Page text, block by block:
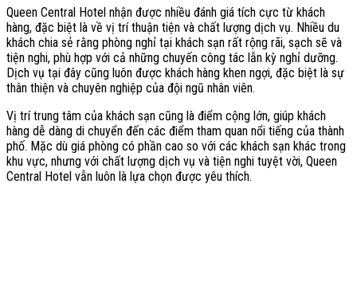
Queen Central Hotel nhận được nhiều đánh giá tích cực từ khách
hàng, đặc biệt là về vị trí thuận tiện và chất lượng dịch vụ. Nhiều du
khách chia sẻ rằng phòng nghỉ tại khách sạn rất rộng rãi, sạch sẽ và
tiện nghi, phù hợp với cả những chuyến công tác lẫn kỳ nghỉ dưỡng.
Dịch vụ tại đây cũng luôn được khách hàng khen ngợi, đặc biệt là sự
thân thiện và chuyên nghiệp của đội ngũ nhân viên.
Vị trí trung tâm của khách sạn cũng là điểm cộng lớn, giúp khách
hàng dễ dàng di chuyển đến các điểm tham quan nổi tiếng của thành
phố. Mặc dù giá phòng có phần cao so với các khách sạn khác trong
khu vực, nhưng với chất lượng dịch vụ và tiện nghi tuyệt vời, Queen
Central Hotel vẫn luôn là lựa chọn được yêu thích.